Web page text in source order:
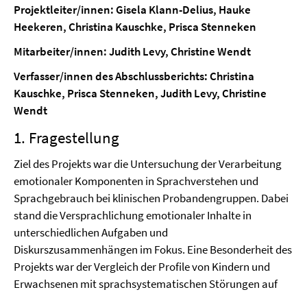
Projektleiter/innen: Gisela Klann-Delius, Hauke
Heekeren, Christina Kauschke, Prisca Stenneken
Mitarbeiter/innen: Judith Levy, Christine Wendt
Verfasser/innen des Abschlussberichts: Christina
Kauschke, Prisca Stenneken, Judith Levy, Christine
Wendt
1. Fragestellung
Ziel des Projekts war die Untersuchung der Verarbeitung
emotionaler Komponenten in Sprachverstehen und
Sprachgebrauch bei klinischen Probandengruppen. Dabei
stand die Versprachlichung emotionaler Inhalte in
unterschiedlichen Aufgaben und
Diskurszusammenhängen im Fokus. Eine Besonderheit des
Projekts war der Vergleich der Profile von Kindern und
Erwachsenen mit sprachsystematischen Störungen auf